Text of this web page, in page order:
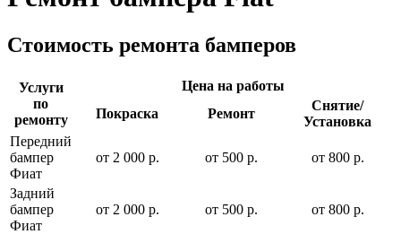
Стоимость ремонта бамперов
Услуги
по
ремонту
Цена на работы
Покраска
Ремонт
Снятие/
Установка
Передний
бампер
Фиат
от 2 000 р. от 500 р. от 800 р.
Задний
бампер
Фиат
от 2 000 р. от 500 р. от 800 р.